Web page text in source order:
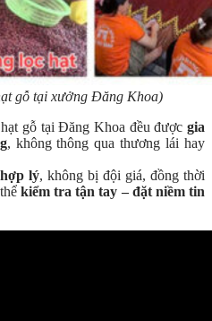
gỗ tại xưởng Đăng Khoa)
gỗ tại Đăng Khoa đều được gia
, không thông qua thương lái hay
lý, không bị đội giá, đồng thời
kiểm tra tận tay – đặt niềm tin